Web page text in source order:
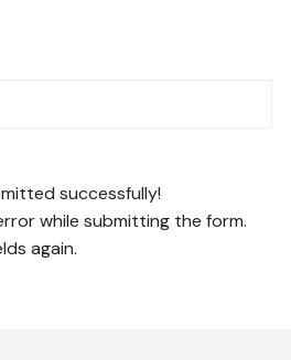
successfully!
while submitting the form.
again.